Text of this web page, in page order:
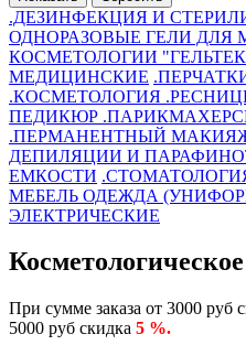
.ДЕЗИНФЕКЦИЯ И
ОДНОРАЗОВЫЕ ГЕЛИ ДЛЯ
КОСМЕТОЛОГИИ
МЕДИЦИНСКИЕ
.КОСМЕТОЛОГИЯ
ПЕДИКЮР
.ПЕРМАНЕНТНЫЙ
ДЕПИЛЯЦИИ И
ЕМКОСТИ
МЕБЕЛЬ ОДЕЖДА
ЭЛЕКТРИЧЕСКИЕ
При сумме заказа от 3000 руб
5000 руб скидка 5 %.